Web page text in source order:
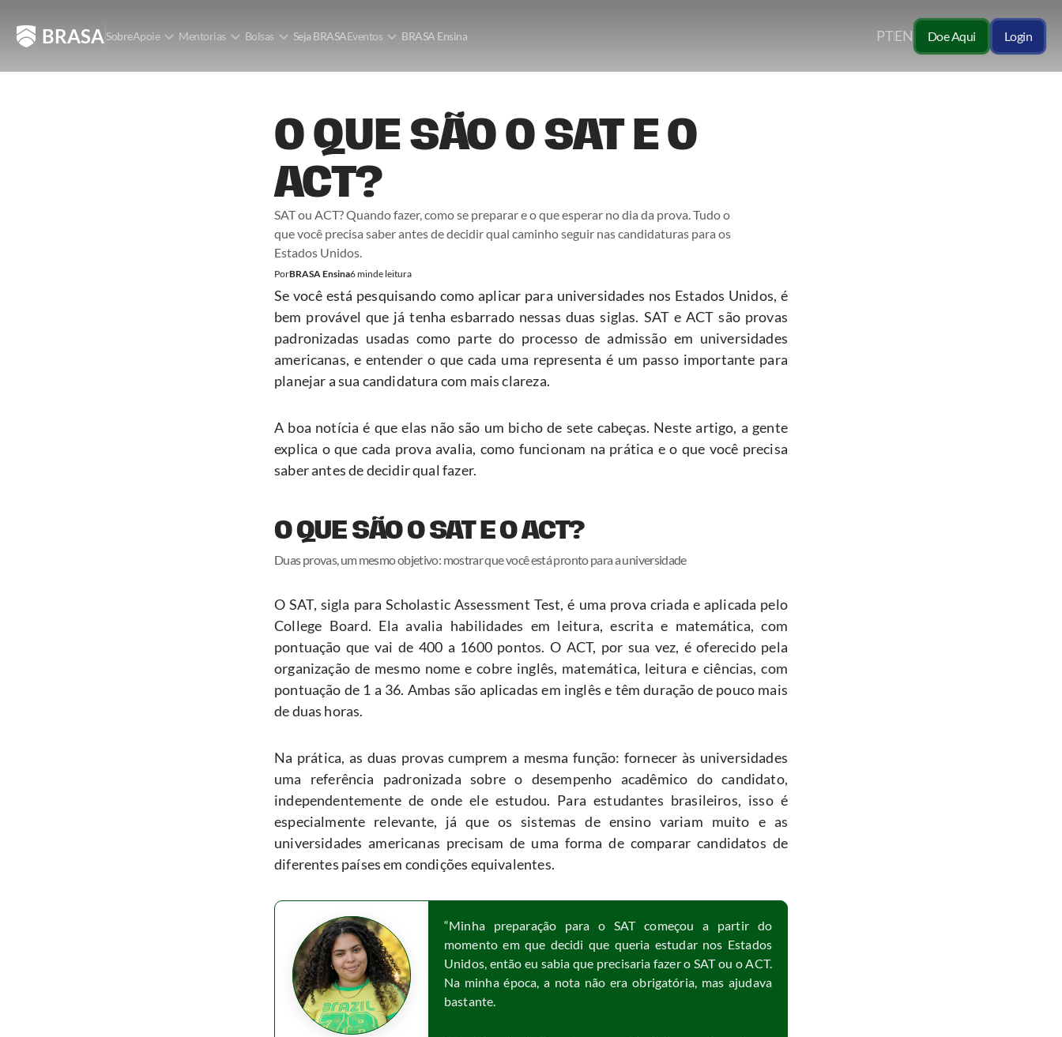
BRASASobreApoie Mentorias Bolsas Seja BRASAEventos BRASA Ensina PTEN Doe Aqui Login
O QUE SÃO O SAT E O
ACT?
SAT ou ACT? Quando fazer, como se preparar e o que esperar no dia da prova. Tudo o
que você precisa saber antes de decidir qual caminho seguir nas candidaturas para os
Estados Unidos.
PorBRASA Ensina6 minde leitura
Se você está pesquisando como aplicar para universidades nos Estados Unidos, é
bem provável que já tenha esbarrado nessas duas siglas. SAT e ACT são provas
padronizadas usadas como parte do processo de admissão em universidades
americanas, e entender o que cada uma representa é um passo importante para
planejar a sua candidatura com mais clareza.
A boa notícia é que elas não são um bicho de sete cabeças. Neste artigo, a gente
explica o que cada prova avalia, como funcionam na prática e o que você precisa
saber antes de decidir qual fazer.
O QUE SÃO O SAT E O ACT?
Duas provas, um mesmo objetivo: mostrar que você está pronto para a universidade
O SAT, sigla para Scholastic Assessment Test, é uma prova criada e aplicada pelo
College Board. Ela avalia habilidades em leitura, escrita e matemática, com
pontuação que vai de 400 a 1600 pontos. O ACT, por sua vez, é oferecido pela
organização de mesmo nome e cobre inglês, matemática, leitura e ciências, com
pontuação de 1 a 36. Ambas são aplicadas em inglês e têm duração de pouco mais
de duas horas.
Na prática, as duas provas cumprem a mesma função: fornecer às universidades
uma referência padronizada sobre o desempenho acadêmico do candidato,
independentemente de onde ele estudou. Para estudantes brasileiros, isso é
especialmente relevante, já que os sistemas de ensino variam muito e as
universidades americanas precisam de uma forma de comparar candidatos de
diferentes países em condições equivalentes.
“Minha preparação para o SAT começou a partir do
momento em que decidi que queria estudar nos Estados
Unidos, então eu sabia que precisaria fazer o SAT ou o ACT.
Na minha época, a nota não era obrigatória, mas ajudava
bastante.